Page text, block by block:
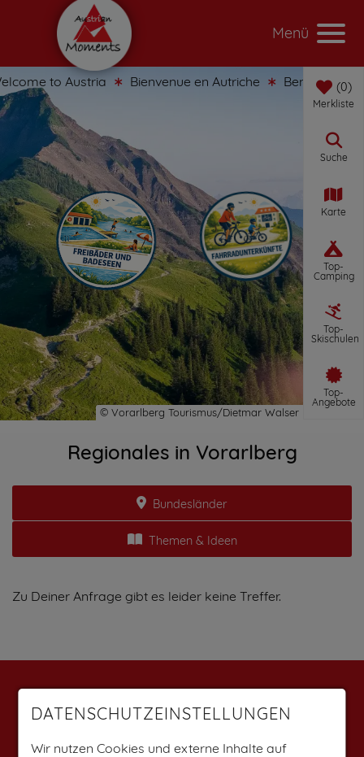
Menü
to Austria Bienvenue en Autriche Benvenuti in
0
Merkliste
Suche
Karte
Top-
Camping
Top-
Skischulen
Top-
Angebote
Regionales in Vorarlberg
Bundesländer
Themen & Ideen
Zu Deiner Anfrage gibt es leider keine Treffer.
DATENSCHUTZEINSTELLUNGEN
Wir nutzen Cookies und externe Inhalte auf